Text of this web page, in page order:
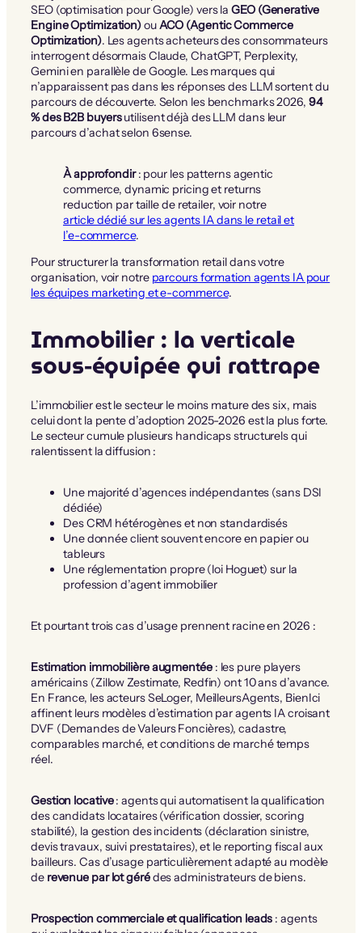
SEO (optimisation pour Google) vers laGEO (Generative
Engine Optimization)ouACO (Agentic Commerce
Optimization). Les agents acheteurs des consommateurs
interrogent désormais Claude, ChatGPT, Perplexity,
Gemini en parallèle de Google. Les marques qui
n’apparaissent pas dans les réponses des LLM sortent du
parcours de découverte. Selon les benchmarks 2026, 94
% des B2B buyersutilisent déjà des LLM dans leur
parcours d’achat selon 6sense.
À approfondir: pour les patterns agentic
commerce, dynamic pricing et returns
reduction par taille de retailer, voir notre
article dédié sur les agents IA dans le retail et
l’e-commerce.
Pour structurer la transformation retail dans votre
organisation, voir notre parcours formation agents IA pour
les équipes marketing et e-commerce.
Immobilier : la verticale
sous-équipée qui rattrape
L’immobilier est le secteur le moins mature des six, mais
celui dont la pente d’adoption 2025-2026 est la plus forte.
Le secteur cumule plusieurs handicaps structurels qui
ralentissent la diffusion :
Une majorité d’agences indépendantes (sans DSI
dédiée)
Des CRM hétérogènes et non standardisés
Une donnée client souvent encore en papier ou
tableurs
Une réglementation propre (loi Hoguet) sur la
profession d’agent immobilier
Et pourtant trois cas d’usage prennent racine en 2026 :
Estimation immobilière augmentée: les pure players
américains (Zillow Zestimate, Redfin) ont 10 ans d’avance.
En France, les acteurs SeLoger, MeilleursAgents, BienIci
affinent leurs modèles d’estimation par agents IA croisant
DVF (Demandes de Valeurs Foncières), cadastre,
comparables marché, et conditions de marché temps
réel.
Gestion locative: agents qui automatisent la qualification
des candidats locataires (vérification dossier, scoring
stabilité), la gestion des incidents (déclaration sinistre,
devis travaux, suivi prestataires), et le reporting fiscal aux
bailleurs. Cas d’usage particulièrement adapté au modèle
de revenue par lot gérédes administrateurs de biens.
Prospection commerciale et qualification leads : agents